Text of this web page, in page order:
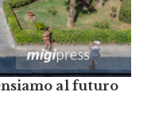
al futuro